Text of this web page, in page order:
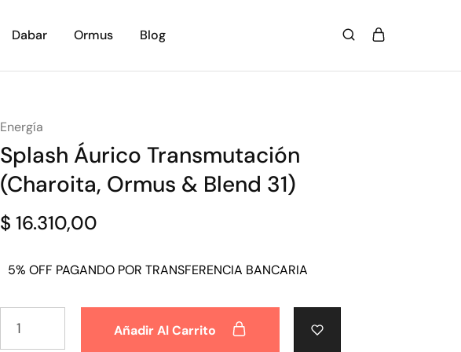
Dabar Ormus Blog
Energía
Splash Áurico Transmutación
(Charoita, Ormus & Blend 31)
$ 16.310,00
5% OFF PAGANDO POR TRANSFERENCIA BANCARIA
Añadir Al Carrito